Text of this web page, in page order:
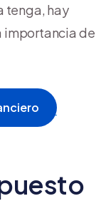
tenga, hay
importancia de